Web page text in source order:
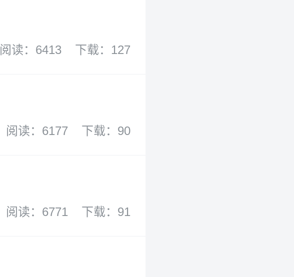
阅读：6413 下载：127
阅读：6177 下载：90
阅读：6771 下载：91